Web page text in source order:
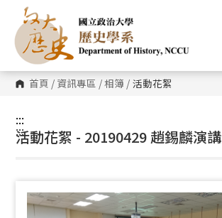
主
要
內
區
塊 首頁 / 資訊專區 /相簿 / 活動花絮
:::
:::
活動花絮 - 20190429 趙錫麟演講